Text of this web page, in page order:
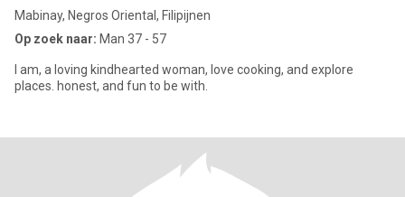
Mabinay, Negros Oriental, Filipijnen
Op zoek naar: Man 37 - 57
I am, a loving kindhearted woman, love cooking, and explore
places. honest, and fun to be with.